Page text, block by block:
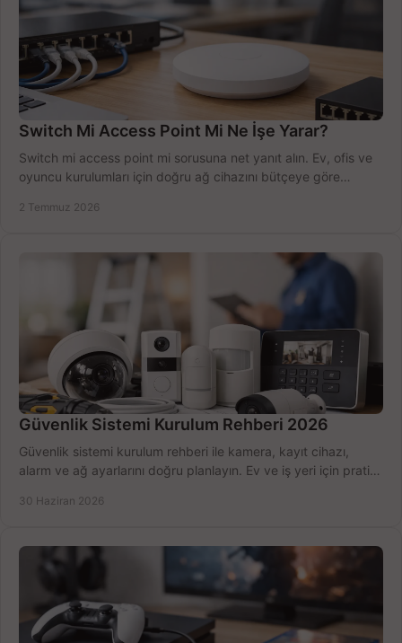
Switch Mi Access Point Mi Ne İşe Yarar?
Switch mi access point mi sorusuna net yanıt alın. Ev, ofis ve
oyuncu kurulumları için doğru ağ cihazını bütçeye göre
2 Temmuz 2026
Güvenlik Sistemi Kurulum Rehberi 2026
Güvenlik sistemi kurulum rehberi ile kamera, kayıt cihazı,
alarm ve ağ ayarlarını doğru planlayın. Ev ve iş yeri için pratik
30 Haziran 2026